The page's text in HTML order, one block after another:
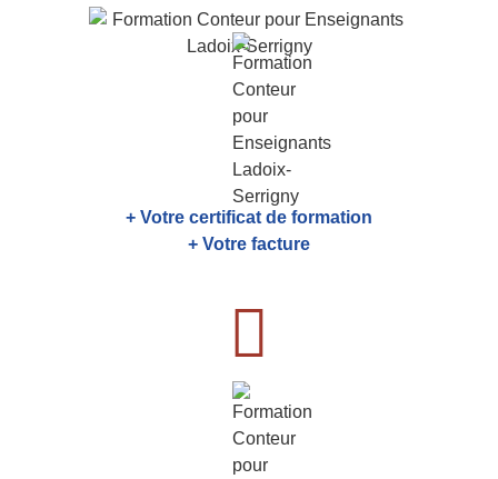
+ Votre certificat de formation
+ Votre facture